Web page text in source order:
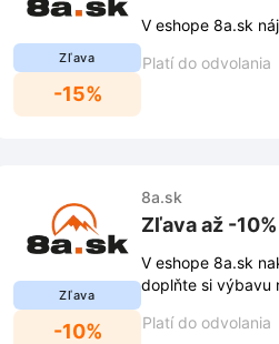
Zľava
-15%
V eshope 8a.sk
Platí do odvolania
Zľava
-10%
8a.sk
Zľava až -
V eshope 8a.sk
doplňte si výbavu
Platí do odvolania